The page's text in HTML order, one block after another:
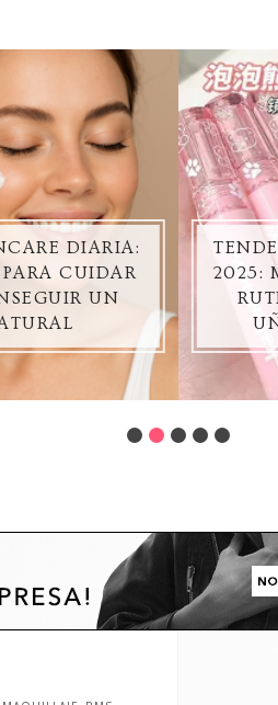
DIARIA:
PARA CUIDAR
UN
2025: